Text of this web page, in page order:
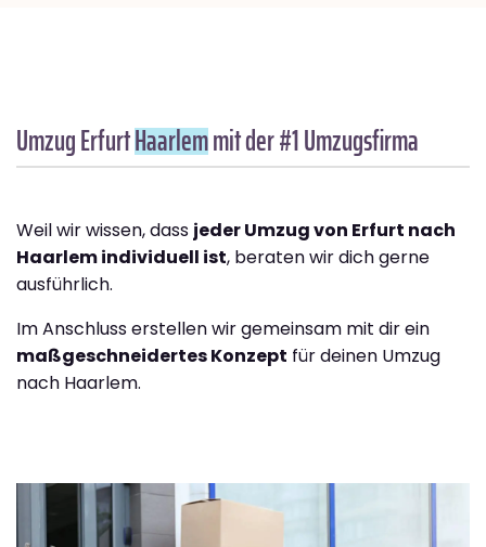
Umzug ErfurtHaarlemmit der #1 Umzugsfirma
Weil wir wissen, dass jeder Umzug von Erfurt nach
Haarlem individuell ist, beraten wir dich gerne
ausführlich.
Im Anschluss erstellen wir gemeinsam mit dir ein
maßgeschneidertes Konzept für deinen Umzug
nach Haarlem.